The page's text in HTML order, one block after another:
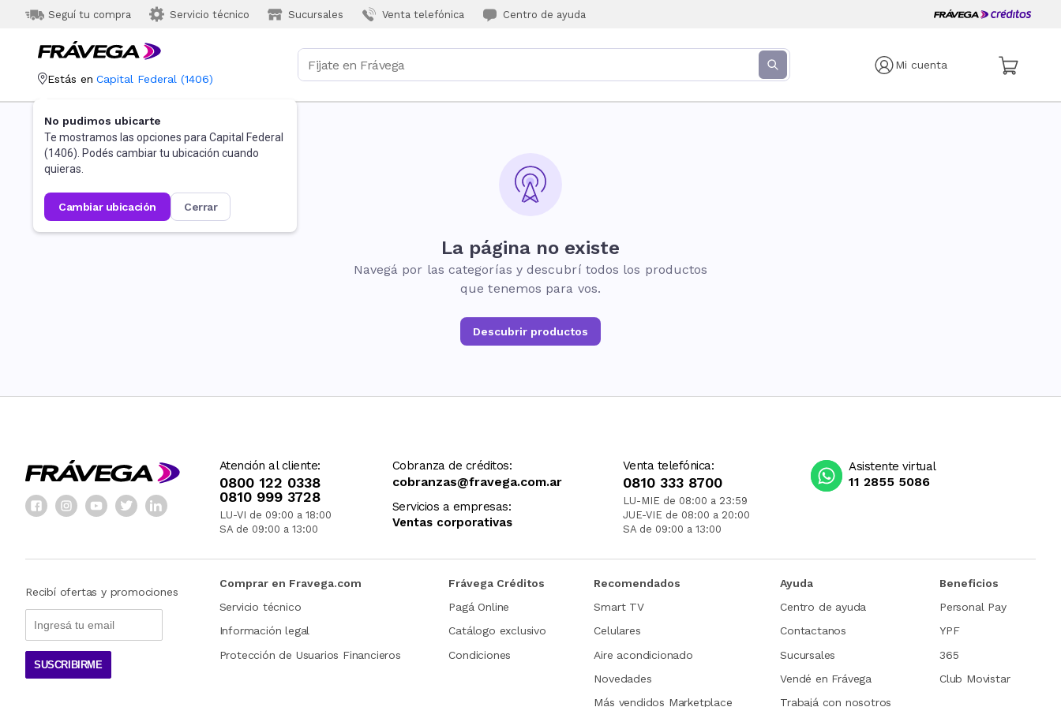
Seguí tu compra Servicio técnico Sucursales Venta telefónica Centro de ayuda
Mi cuenta
Estás en Capital Federal (1406)
No pudimos ubicarte
Te mostramos las opciones para Capital Federal
(1406). Podés cambiar tu ubicación cuando
quieras.
cambiar ubicación cerrar
La página no existe
Navegá por las categorías y descubrí todos los productos
que tenemos para vos.
Descubrir productos
Atención al cliente:
0800 122 0338
0810 999 3728
LU-VI de 09:00 a 18:00
SA de 09:00 a 13:00
Cobranza de créditos:
cobranzas@fravega.com.ar
Servicios a empresas:
Ventas corporativas
Venta telefónica:
0810 333 8700
LU-MIE de 08:00 a 23:59
JUE-VIE de 08:00 a 20:00
SA de 09:00 a 13:00
Asistente virtual
11 2855 5086
Recibí ofertas y promociones
SUSCRIBIRME
Comprar en Fravega.com
Servicio técnico
Información legal
Protección de Usuarios Financieros
Frávega Créditos
Pagá Online
Catálogo exclusivo
Condiciones
Recomendados
Smart TV
Celulares
Aire acondicionado
Novedades
Más vendidos Marketplace
Ayuda
Centro de ayuda
Contactanos
Sucursales
Vendé en Frávega
Trabajá con nosotros
Beneficios
Personal Pay
YPF
365
Club Movistar